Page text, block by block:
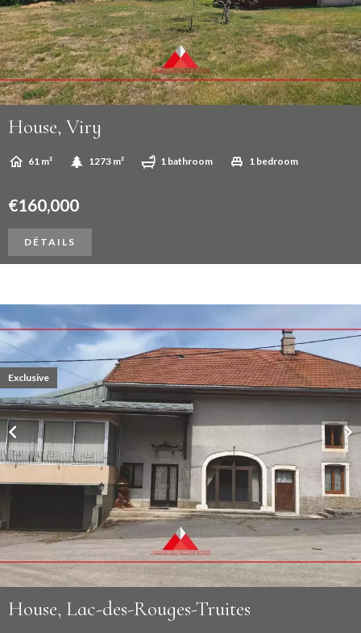
House, Viry
61 m² 1273 m² 1 bathroom 1 bedroom
€160,000
DÉTAILS
House, Lac-des-Rouges-Truites
Exclusive